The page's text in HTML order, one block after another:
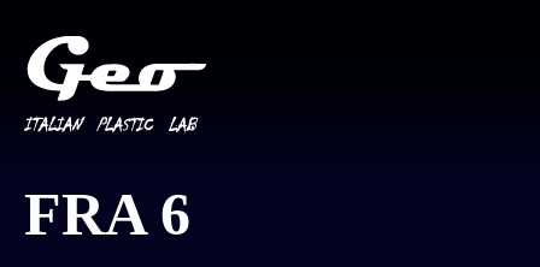
FRA 6